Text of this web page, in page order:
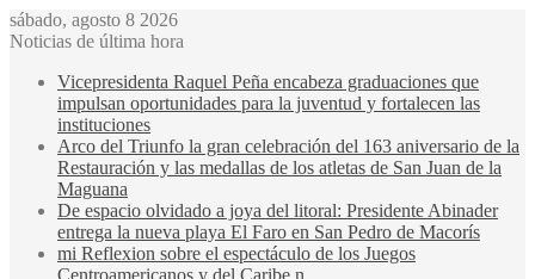
sábado, agosto 8 2026
Noticias de última hora
Vicepresidenta Raquel Peña encabeza graduaciones que
impulsan oportunidades para la juventud y fortalecen las
instituciones
Arco del Triunfo la gran celebración del 163 aniversario de la
Restauración y las medallas de los atletas de San Juan de la
Maguana
De espacio olvidado a joya del litoral: Presidente Abinader
entrega la nueva playa El Faro en San Pedro de Macorís
mi Reflexion sobre el espectáculo de los Juegos
Centroamericanos y del Caribe n